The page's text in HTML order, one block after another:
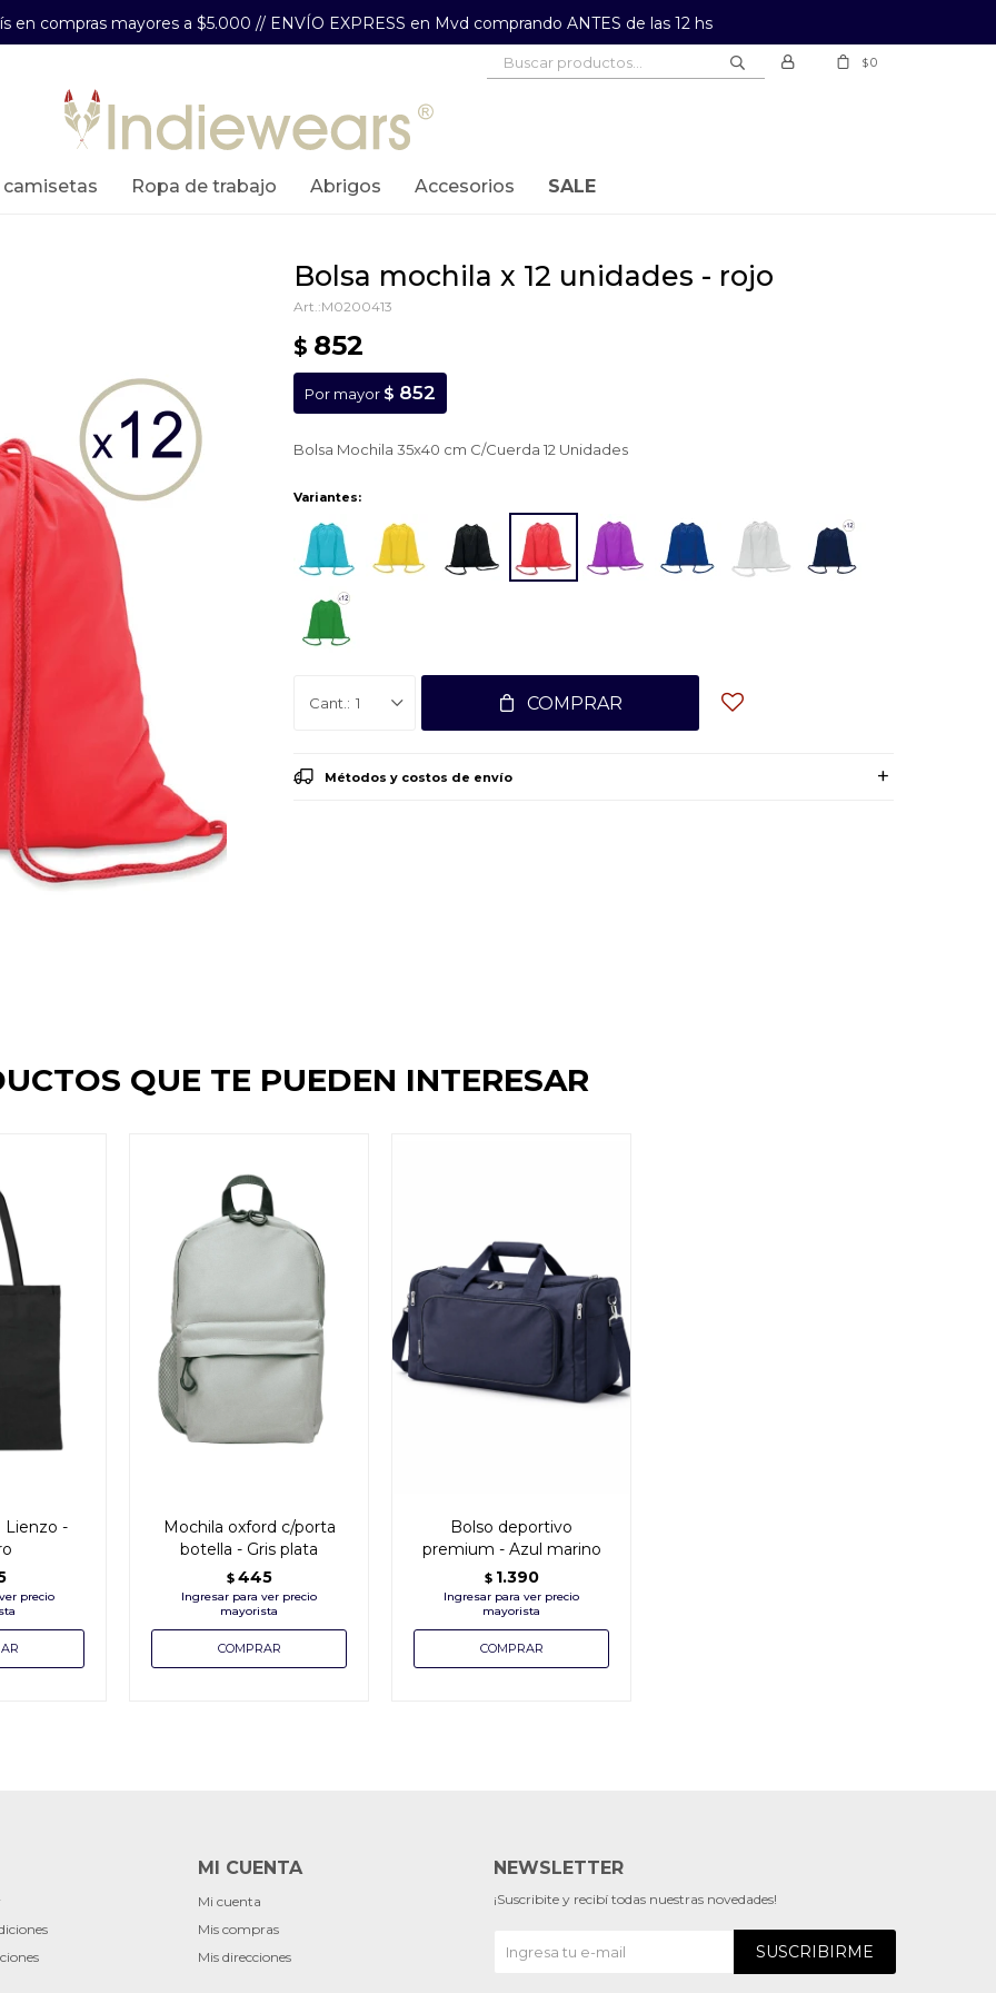
en compras mayores a $5.000 // ENVÍO EXPRESS en Mvd comprando ANTES de las 12 hs
camisetas ropa de trabajo abrigos accesorios SALE
$0
bolsa mochila x 12 unidades - rojo
M0200413
$ 852
Por mayor $ 852
Bolsa Mochila 35x40 cm C/Cuerda 12 Unidades
Variantes:
1 COMPRAR
Métodos y costos de envío
QUE TE PUEDEN INTERESAR
Lienzo -
Mochila oxford c/porta
botella - Gris plata
$ 445
Bolso deportivo
premium - Azul marino
$ 1.390
MI CUENTA
Mi cuenta
Mis compras
Mis direcciones
NEWSLETTER
¡Suscribite y recibí todas nuestras novedades!
SUSCRIBIRME